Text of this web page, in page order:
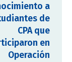
a
de
CPA que
en
Operación